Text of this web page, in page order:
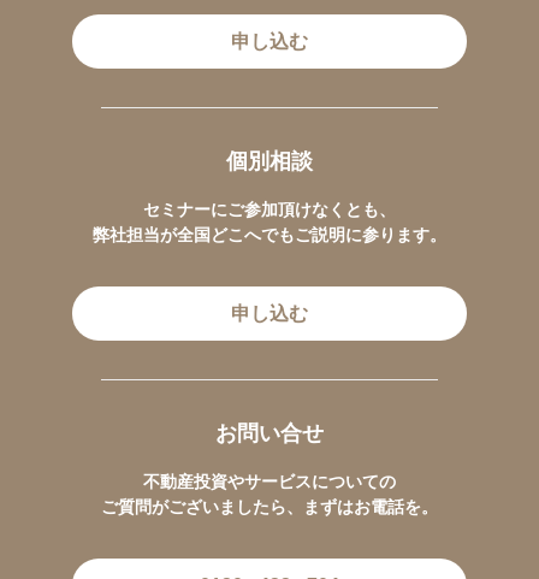
申し込む
個別相談
セミナーにご参加頂けなくとも、
弊社担当が全国どこへでもご説明に参ります。
申し込む
お問い合せ
不動産投資やサービスについての
ご質問がございましたら、まずはお電話を。